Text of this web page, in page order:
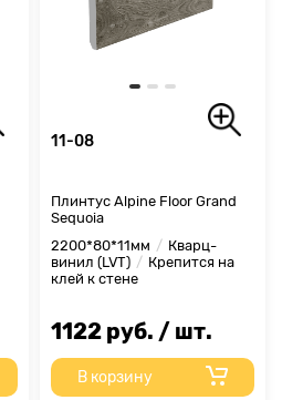
11-08
Плинтус Alpine Floor Grand
Sequoia
2200*80*11мм
Кварц-
винил (LVT)
Крепится на
клей к стене
1122 руб. / шт.
В корзину